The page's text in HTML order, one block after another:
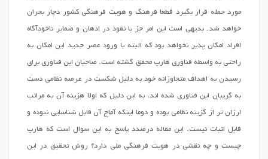
مورد حمله قرار بگیرد قطعا فرهنگ و هویت فرهنگی کشور دچار بحران
خواهد شد. بدیهی است این امر جز با نفوذ در اذهان و ضمایر ناخودآگاه
افراد امکان پذیر نخواهد بود که البته با ورود عصر جدید این امکان به
راحتی به واسطه فناوری هارپ محقق گشته است. صاحبان این فناوری برای
رسیدن به اهداف متجاوزانه خود به دلیل شکست در عرصه نظامی دست
به گریبان این فناوری شده اند، به این دلیل که اولا هزینه آن به مراتب
ارزان تر از گزینه نظامی بوده و دوما اینکه آماج آن قابل شناسایی نبوده و
قابل اثبات نیست. این مقاله درصدد پاسخ به این سوال است که هارپ
چیست و چه نقشی در هویت فرهنگی ملی دارد؟ روش تحقیق در این